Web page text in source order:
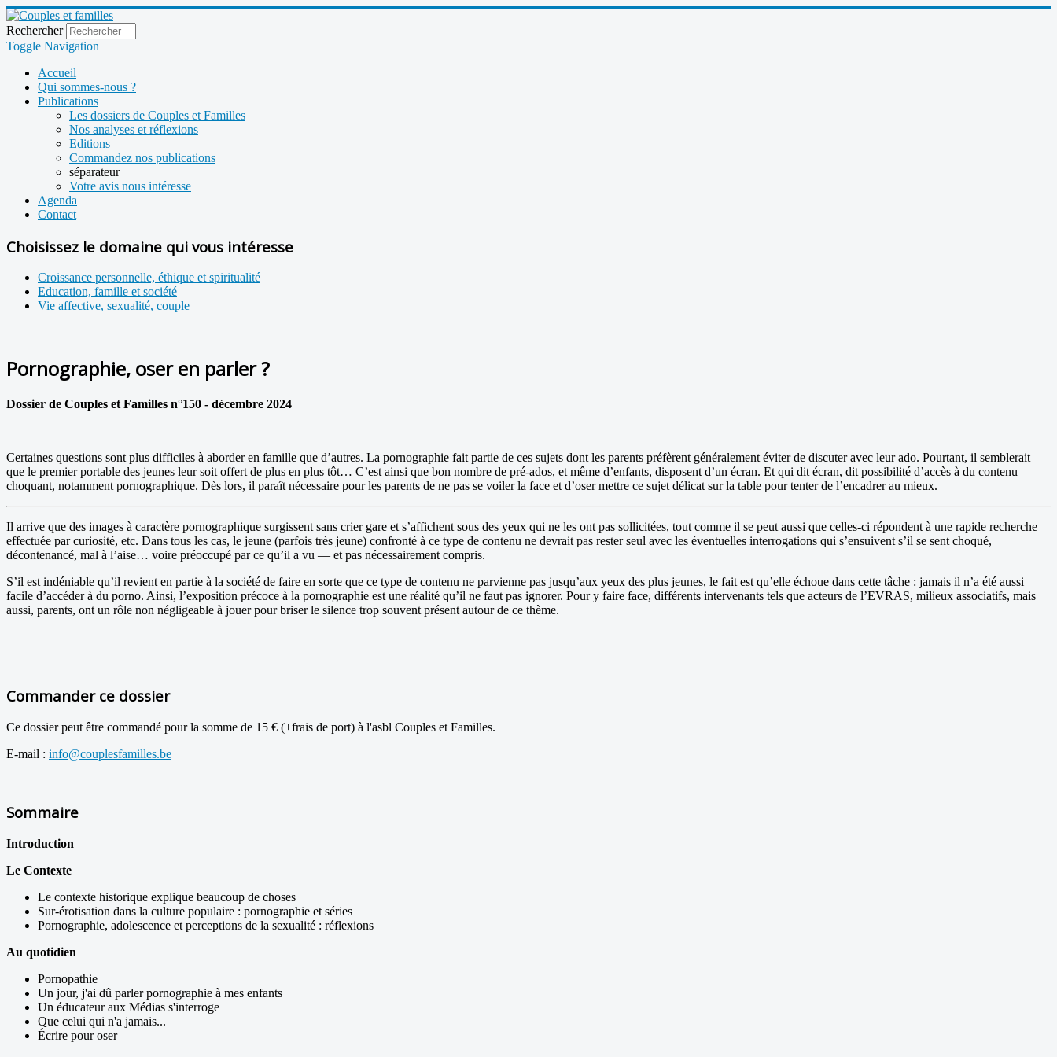
Rechercher
Toggle Navigation
Accueil
Qui sommes-nous ?
Publications
Les dossiers de Couples et Familles
Nos analyses et réflexions
Editions
Commandez nos publications
séparateur
Votre avis nous intéresse
Agenda
Contact
Choisissez le domaine qui vous intéresse
Croissance personnelle, éthique et spiritualité
Education, famille et société
Vie affective, sexualité, couple
Pornographie, oser en parler ?
Dossier de Couples et Familles n°150 - décembre 2024
Certaines questions sont plus difficiles à aborder en famille que d’autres. La pornographie fait partie de ces sujets dont les parents préfèrent généralement éviter de discuter avec leur ado. Pourtant, il semblerait
que le premier portable des jeunes leur soit offert de plus en plus tôt… C’est ainsi que bon nombre de pré-ados, et même d’enfants, disposent d’un écran. Et qui dit écran, dit possibilité d’accès à du contenu
choquant, notamment pornographique. Dès lors, il paraît nécessaire pour les parents de ne pas se voiler la face et d’oser mettre ce sujet délicat sur la table pour tenter de l’encadrer au mieux.
Il arrive que des images à caractère pornographique surgissent sans crier gare et s’affichent sous des yeux qui ne les ont pas sollicitées, tout comme il se peut aussi que celles-ci répondent à une rapide recherche
effectuée par curiosité, etc. Dans tous les cas, le jeune (parfois très jeune) confronté à ce type de contenu ne devrait pas rester seul avec les éventuelles interrogations qui s’ensuivent s’il se sent choqué,
décontenancé, mal à l’aise… voire préoccupé par ce qu’il a vu — et pas nécessairement compris.
S’il est indéniable qu’il revient en partie à la société de faire en sorte que ce type de contenu ne parvienne pas jusqu’aux yeux des plus jeunes, le fait est qu’elle échoue dans cette tâche : jamais il n’a été aussi
facile d’accéder à du porno. Ainsi, l’exposition précoce à la pornographie est une réalité qu’il ne faut pas ignorer. Pour y faire face, différents intervenants tels que acteurs de l’EVRAS, milieux associatifs, mais
aussi, parents, ont un rôle non négligeable à jouer pour briser le silence trop souvent présent autour de ce thème.
Commander ce dossier
Ce dossier peut être commandé pour la somme de 15 € (+frais de port) à l'asbl Couples et Familles.
E-mail : info@couplesfamilles.be
Sommaire
Introduction
Le Contexte
Le contexte historique explique beaucoup de choses
Sur-érotisation dans la culture populaire : pornographie et séries
Pornographie, adolescence et perceptions de la sexualité : réflexions
Au quotidien
Pornopathie
Un jour, j'ai dû parler pornographie à mes enfants
Un éducateur aux Médias s'interroge
Que celui qui n'a jamais...
Écrire pour oser